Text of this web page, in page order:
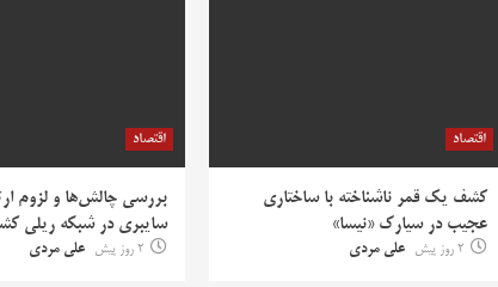
اقتصاد
کشف یک قمر ناشناخته با ساختاری
عجیب در سیارک «نیسا»
2 روز پیش علی مردی
اقتصاد
بررسی چالش‌ها و لزوم
سایبری در شبکه ریلی
2 روز پیش علی مردی